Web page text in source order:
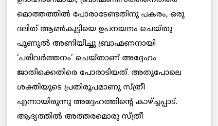
മൊത്തത്തില്‍ പോരാടേണ്ടതിനു പകരം, ഒരു
ദലിത് ആണ്‍കുട്ടിയെ ഉപനയനം ചെയ്തു
പൂണൂല്‍ അണിയിച്ചു ബ്രാഹ്മണനായി
‘പരിവര്‍ത്തനം’ ചെയ്താണ് അദ്ദേഹം
ജാതിക്കെതിരെ പോരാടിയത്. അതുപോലെ
ശക്തിയുടെ പ്രതിരൂപമാണു സ്ത്രീ
എന്നായിരുന്നു അദ്ദേഹത്തിന്റെ കാഴ്ച്ചപ്പാട്.
ആദ്യത്തില്‍ അത്തരമൊരു സ്ത്രീ